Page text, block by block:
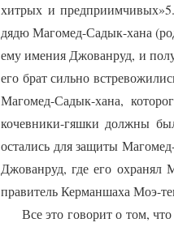
хитрых и
дядю Магомед-Садык-хана
ему имения Джованруд, и
его брат сильно
Магомед-Садык-хана,
кочевники-гяшки должны
остались для защиты
Джованруд, где его охранял
правитель Керманшаха Моэ-
Все это говорит о том, что